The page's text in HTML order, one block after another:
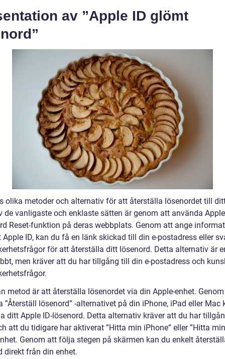
av ”Apple ID glömt
olika metoder och alternativ för att återställa lösenordet till
de vanligaste och enklaste sätten är genom att använda
Reset-funktion på deras webbplats. Genom att ange
ID, kan du få en länk skickad till din e-postadress eller
för att återställa ditt lösenord. Detta alternativ är
men kräver att du har tillgång till din e-postadress och
metod är att återställa lösenordet via din Apple-enhet.
”Återställ lösenord” -alternativet på din iPhone, iPad eller Mac
ditt Apple ID-lösenord. Detta alternativ kräver att du har
att du tidigare har aktiverat ”Hitta min iPhone” eller ”Hitta
Genom att följa stegen på skärmen kan du enkelt
direkt från din enhet.